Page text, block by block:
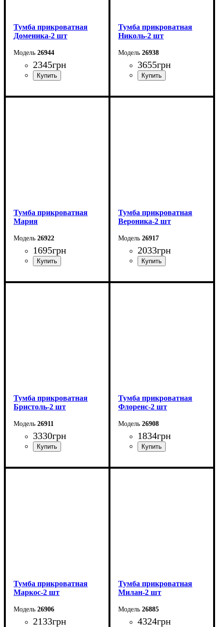
Тумба прикроватная
Доменика-2 шт
26944
2345грн
Ширина: 46,4 см
Тумба прикроватная
Николь-2 шт
26938
3655грн
Ширина: 46 см
Тумба прикроватная
Мария
26922
1695грн
Ширина: 45,4 см
Тумба прикроватная
Вероника-2 шт
26917
2033грн
Ширина: 50,2 см
Тумба прикроватная
Бристоль-2 шт
26911
3330грн
Ширина: 55,6 см
Тумба прикроватная
Флоренс-2 шт
26908
1834грн
Ширина: 50,1 см
Тумба прикроватная
Маркос-2 шт
26906
2133грн
Тумба прикроватная
Милан-2 шт
26885
4324грн